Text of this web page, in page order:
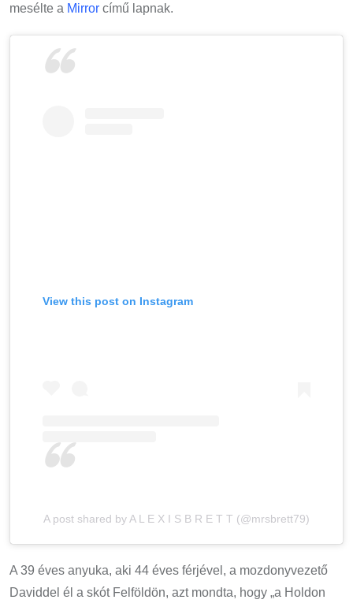
mesélte a Mirror című lapnak.
View this post on Instagram
A post shared by A L E X I S B R E T T (@mrsbrett79)
A 39 éves anyuka, aki 44 éves férjével, a mozdonyvezető
Daviddel él a skót Felföldön, azt mondta, hogy „a Holdon